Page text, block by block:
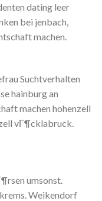
dating leer
bei jenbach,
machen.
Suchtverhalten
hainburg an
machen hohenzell
vГ¶cklabruck.
umsonst.
Weikendorf